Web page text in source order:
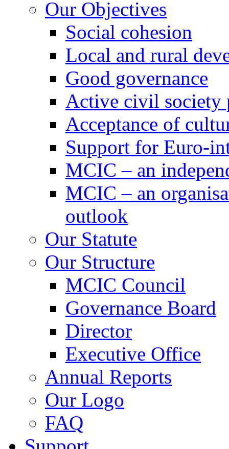
Our Objectives
Social cohesion
Local and rural
Good governance
Active civil society
Acceptance of
Support for Euro-
MCIC – an
MCIC – an
outlook
Our Statute
Our Structure
MCIC Council
Governance Board
Director
Executive Office
Annual Reports
Our Logo
FAQ